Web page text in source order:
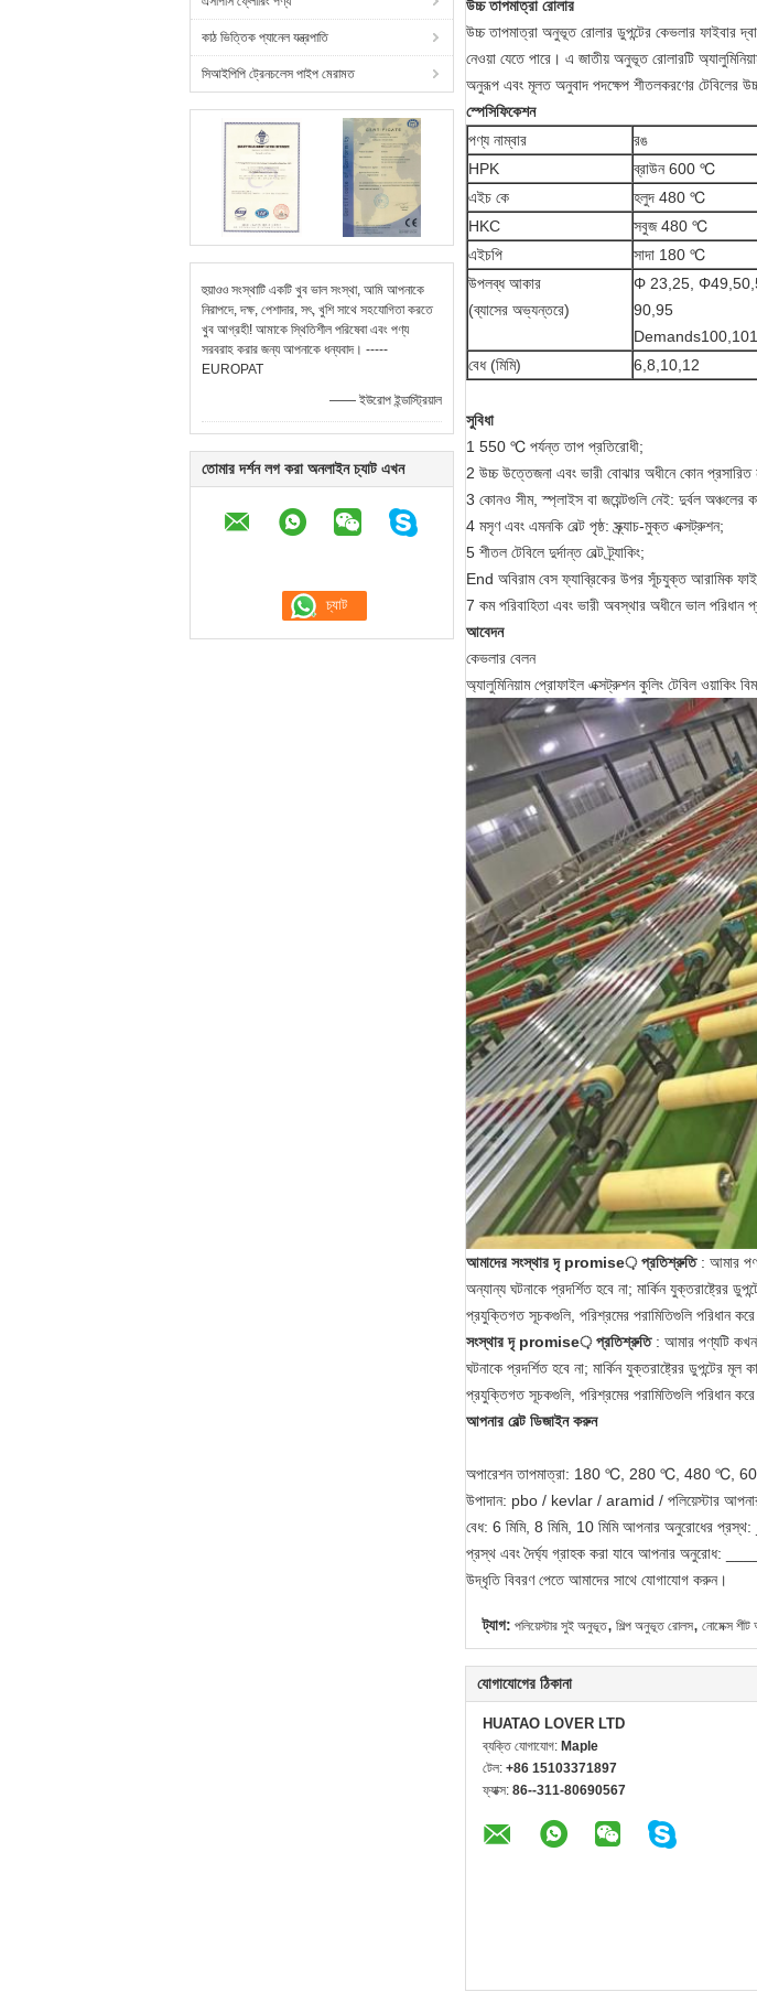
কাঠ ভিত্তিক প্যানেল যন্ত্রপাতি
সিআইপিপি ট্রেনচলেস পাইপ মেরামত
হুয়াওও সংস্থাটি একটি খুব ভাল সংস্থা, আমি আপনাকে
নিরাপদে, দক্ষ, পেশাদার, সৎ, খুশি সাথে সহযোগিতা করতে
খুব আগ্রহী! আমাকে স্থিতিশীল পরিষেবা এবং পণ্য
সরবরাহ করার জন্য আপনাকে ধন্যবাদ। -----
EUROPAT
—— ইউরোপ ইন্ডাস্ট্রিয়াল
তোমার দর্শন লগ করা অনলাইন চ্যাট এখন
উচ্চ তাপমাত্রা রোলার
উচ্চ তাপমাত্রা অনুভূত রোলার ডুপন্টের কেভলার ফাইবার
নেওয়া যেতে পারে। এ জাতীয় অনুভূত রোলারটি
অনুরূপ এবং মূলত অনুবাদ পদক্ষেপ শীতলকরণের টেবিলের
স্পেসিফিকেশন
পণ্য নাম্বার
রঙ
HPK
ব্রাউন 600 ℃
এইচ কে
হলুদ 480 ℃
HKC
সবুজ 480 ℃
এইচপি
সাদা 180 ℃
উপলব্ধ আকার
(ব্যাসের অভ্যন্তরে)
Φ 23,25,
90,95
বেধ (মিমি)
6,8,10,12
সুবিধা
1 550 ℃ পর্যন্ত তাপ প্রতিরোধী;
2 উচ্চ উত্তেজনা এবং ভারী বোঝার অধীনে কোন প্রসারিত
3 কোনও সীম, স্প্লাইস বা জয়েন্টগুলি নেই: দুর্বল অঞ্চলের
4 মসৃণ এবং এমনকি বেল্ট পৃষ্ঠ: স্ক্র্যাচ-মুক্ত এক্সট্রুশন;
5 শীতল টেবিলে দুর্দান্ত বেল্ট ট্র্যাকিং;
End অবিরাম বেস ফ্যাব্রিকের উপর সূঁচযুক্ত আরামিক
7 কম পরিবাহিতা এবং ভারী অবস্থার অধীনে ভাল
আবেদন
কেভলার বেলন
অ্যালুমিনিয়াম প্রোফাইল এক্সট্রুশন কুলিং টেবিল
আমাদের সংস্থার দৃ promise় প্রতিশ্রুতি: আমার
অন্যান্য ঘটনাকে প্রদর্শিত হবে না; মার্কিন যুক্তরাষ্ট্রের
প্রযুক্তিগত সূচকগুলি, পরিশ্রমের পরামিতিগুলি পরিধান
সংস্থার দৃ promise় প্রতিশ্রুতি: আমার পণ্যটি কখনই
ঘটনাকে প্রদর্শিত হবে না; মার্কিন যুক্তরাষ্ট্রের ডুপন্টের
প্রযুক্তিগত সূচকগুলি, পরিশ্রমের পরামিতিগুলি পরিধান
আপনার বেল্ট ডিজাইন করুন
অপারেশন তাপমাত্রা: 180 ℃, 280 ℃, 480 ℃, 600
উপাদান: pbo / kevlar / aramid / পলিয়েস্টার
বেধ: 6 মিমি, 8 মিমি, 10 মিমি আপনার অনুরোধের
প্রস্থ এবং দৈর্ঘ্য গ্রাহক করা যাবে আপনার অনুরোধ:
উদ্ধৃতি বিবরণ পেতে আমাদের সাথে যোগাযোগ করুন।
ট্যাগ: পলিয়েস্টার সুই অনুভূত, শিল্প অনুভূত রোলস, নোমেক্স
যোগাযোগের ঠিকানা
HUATAO LOVER LTD
ব্যক্তি যোগাযোগ: Maple
টেল: +86 15103371897
ফ্যাক্স: 86--311-80690567